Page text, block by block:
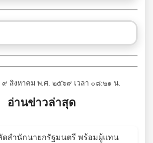
๙ สิงหาคม พ.ศ. ๒๕๖๙ เวลา ๐๘:๒๑ น.
อ่านข่าวล่าสุด